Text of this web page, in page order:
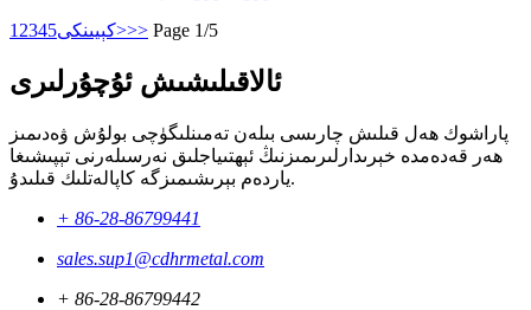
1 2345 كېيىنكى>>> Page 1/5
ئالاقىلىشىش ئۇچۇرلىرى
پاراشوك ھەل قىلىش چارىسى بىلەن تەمىنلىگۈچى بولۇش ۋەدىمىز
ھەر قەدەمدە خېرىدارلىرىمىزنىڭ ئېھتىياجلىق نەرسىلەرنى تېپىشىغا
ياردەم بېرىشىمىزگە كاپالەتلىك قىلىدۇ.
+ 86-28-86799441
sales.sup1@cdhrmetal.com
+ 86-28-86799442